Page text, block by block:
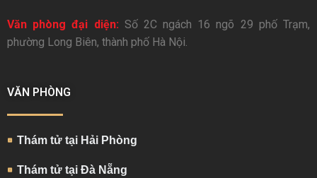
Văn phòng đại diện: Số 2C ngách 16 ngõ 29 phố Trạm,
phường Long Biên, thành phố Hà Nội.
VĂN PHÒNG
Thám tử tại Hải Phòng
Thám tử tại Đà Nẵng